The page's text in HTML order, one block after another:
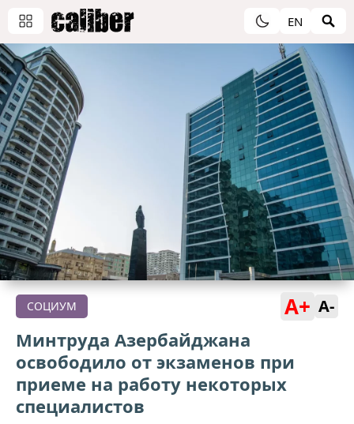
EN
СОЦИУМ A+ A-
Минтруда Азербайджана
освободило от экзаменов при
приеме на работу некоторых
специалистов